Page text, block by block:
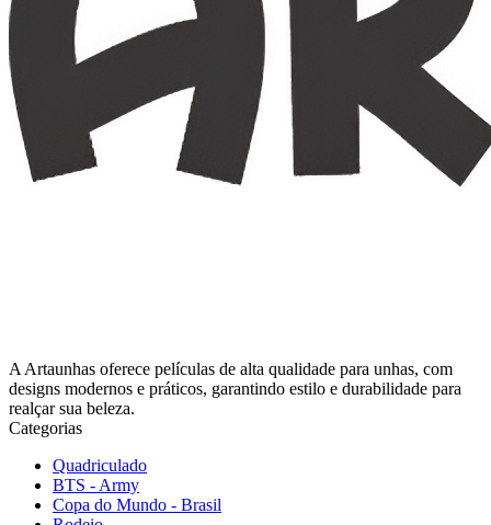
A Artaunhas oferece películas de alta qualidade para unhas, com
designs modernos e práticos, garantindo estilo e durabilidade para
realçar sua beleza.
Categorias
Quadriculado
BTS - Army
Copa do Mundo - Brasil